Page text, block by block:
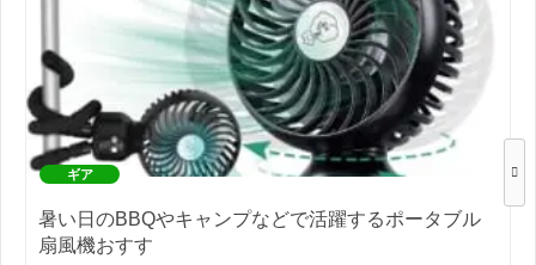
ギア
暑い日のBBQやキャンプなどで活躍するポータブル
扇風機おすす